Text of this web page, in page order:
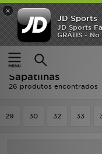
×
JD Sports
JD Sports
GRÁTIS -
Página principal
Preto
Preto New Balance
Sapatilhas
26 produtos encontrados
29 30 32 33
INÍCIO
Promoções
NOVIDADES